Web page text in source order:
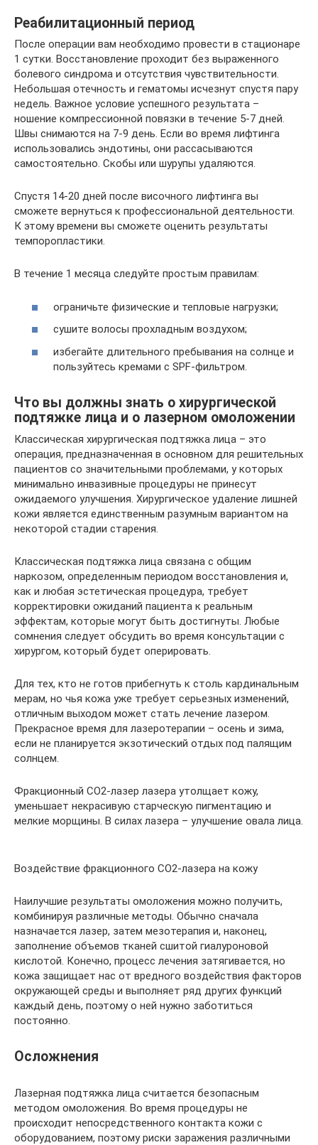
Реабилитационный период
После операции вам необходимо провести в стационаре
1 сутки. Восстановление проходит без выраженного
болевого синдрома и отсутствия чувствительности.
Небольшая отечность и гематомы исчезнут спустя пару
недель. Важное условие успешного результата –
ношение компрессионной повязки в течение 5-7 дней.
Швы снимаются на 7-9 день. Если во время лифтинга
использовались эндотины, они рассасываются
самостоятельно. Скобы или шурупы удаляются.
Спустя 14-20 дней после височного лифтинга вы
сможете вернуться к профессиональной деятельности.
К этому времени вы сможете оценить результаты
темпоропластики.
В течение 1 месяца следуйте простым правилам:
ограничьте физические и тепловые нагрузки;
сушите волосы прохладным воздухом;
избегайте длительного пребывания на солнце и
пользуйтесь кремами с SPF-фильтром.
Что вы должны знать о хирургической
подтяжке лица и о лазерном омоложении
Классическая хирургическая подтяжка лица – это
операция, предназначенная в основном для решительных
пациентов со значительными проблемами, у которых
минимально инвазивные процедуры не принесут
ожидаемого улучшения. Хирургическое удаление лишней
кожи является единственным разумным вариантом на
некоторой стадии старения.
Классическая подтяжка лица связана с общим
наркозом, определенным периодом восстановления и,
как и любая эстетическая процедура, требует
корректировки ожиданий пациента к реальным
эффектам, которые могут быть достигнуты. Любые
сомнения следует обсудить во время консультации с
хирургом, который будет оперировать.
Для тех, кто не готов прибегнуть к столь кардинальным
мерам, но чья кожа уже требует серьезных изменений,
отличным выходом может стать лечение лазером.
Прекрасное время для лазеротерапии – осень и зима,
если не планируется экзотический отдых под палящим
солнцем.
Фракционный СО2-лазер лазера утолщает кожу,
уменьшает некрасивую старческую пигментацию и
мелкие морщины. В силах лазера – улучшение овала лица.
Воздействие фракционного СО2-лазера на кожу
Наилучшие результаты омоложения можно получить,
комбинируя различные методы. Обычно сначала
назначается лазер, затем мезотерапия и, наконец,
заполнение объемов тканей сшитой гиалуроновой
кислотой. Конечно, процесс лечения затягивается, но
кожа защищает нас от вредного воздействия факторов
окружающей среды и выполняет ряд других функций
каждый день, поэтому о ней нужно заботиться
постоянно.
Осложнения
Лазерная подтяжка лица считается безопасным
методом омоложения. Во время процедуры не
происходит непосредственного контакта кожи с
оборудованием, поэтому риски заражения различными